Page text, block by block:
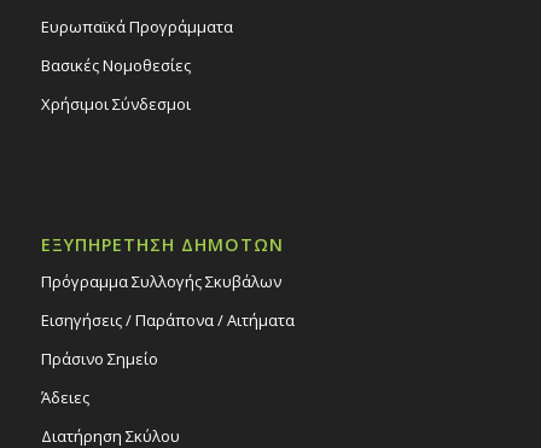
Ευρωπαϊκά Προγράμματα
Βασικές Νομοθεσίες
Χρήσιμοι Σύνδεσμοι
ΕΞΥΠΗΡΕΤΗΣΗ ΔΗΜΟΤΩΝ
Πρόγραμμα Συλλογής Σκυβάλων
Εισηγήσεις / Παράπονα / Αιτήματα
Πράσινο Σημείο
Άδειες
Διατήρηση Σκύλου